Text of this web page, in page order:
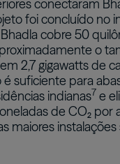
conectaram
foi concluído no
cobre 50
o
2,7 gigawatts de
é suficiente para
indianas7 e
de CO₂ por
maiores instalações